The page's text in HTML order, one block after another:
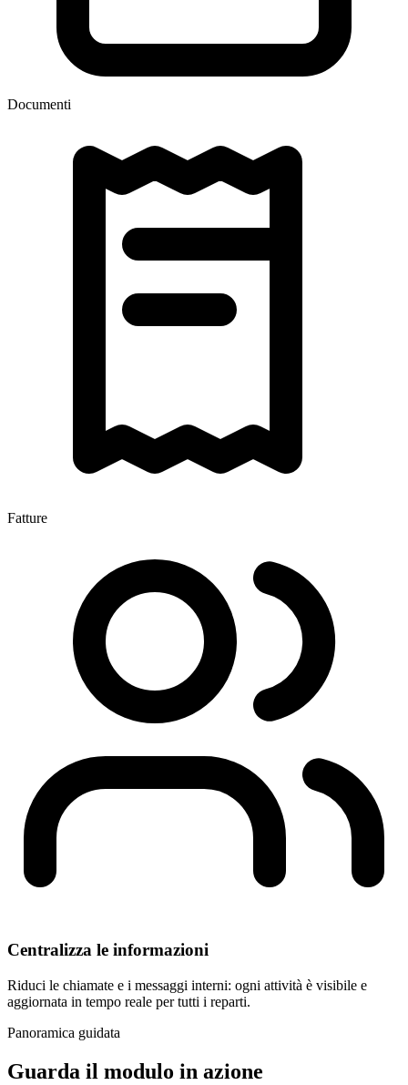
Documenti
Fatture
Centralizza le informazioni
Riduci le chiamate e i messaggi interni: ogni attività è visibile e
aggiornata in tempo reale per tutti i reparti.
Panoramica guidata
Guarda il modulo in azione